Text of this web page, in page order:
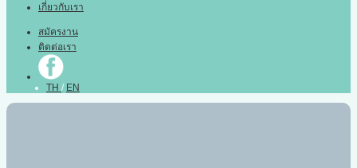
เกี่ยวกับเรา
สมัครงาน
ติดต่อเรา
TH / EN